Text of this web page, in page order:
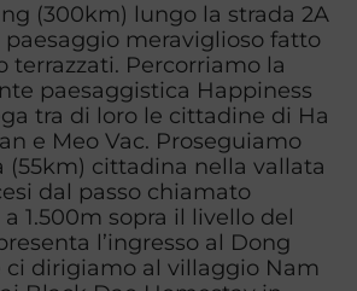
(300km) lungo la strada 2A
paesaggio meraviglioso fatto
terrazzati. Percorriamo la
paesaggistica Happiness
tra di loro le cittadine di Ha
e Meo Vac. Proseguiamo
(55km) cittadina nella vallata
dal passo chiamato
a 1.500m sopra il livello del
l’ingresso al Dong
ci dirigiamo al villaggio Nam